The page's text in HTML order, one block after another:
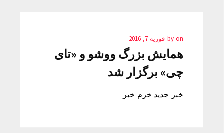
by on فوریه 7, 2016
همایش بزرگ ووشو و «تای
چی» برگزار شد
خبر جدید خرم خبر